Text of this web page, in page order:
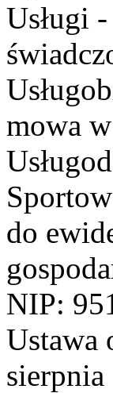
Usługi
mowa
do
NIP:
Ustawa